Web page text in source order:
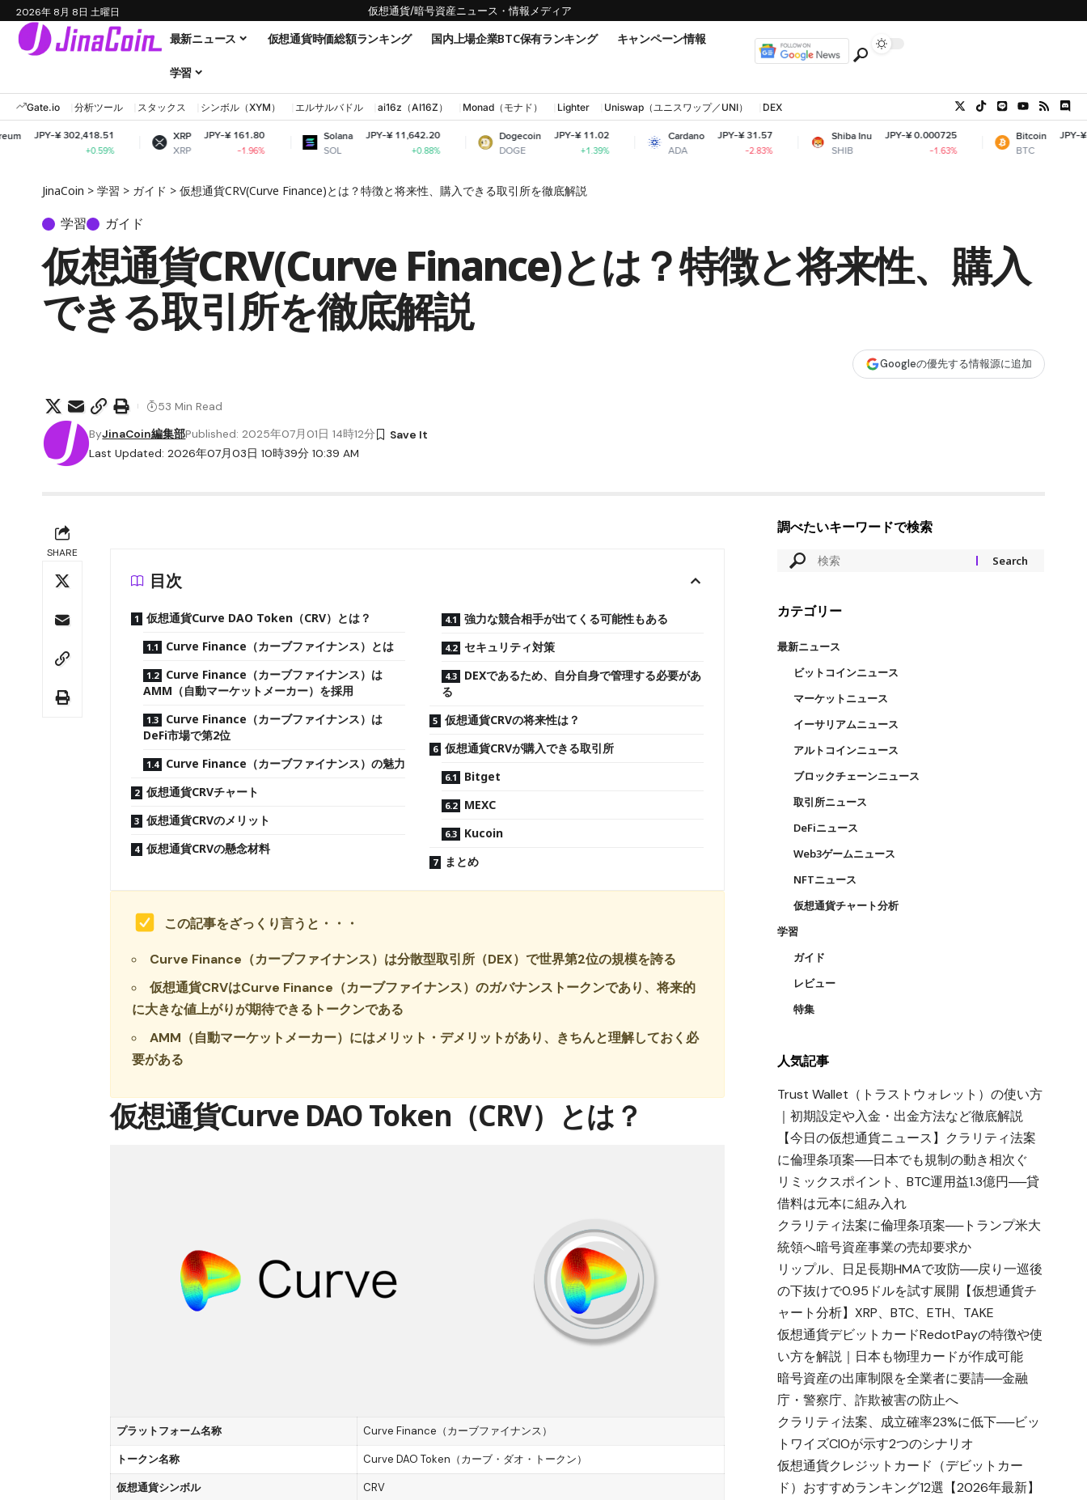
2026年 8月 8日 土曜日 仮想通貨/暗号資産ニュース・情報メディア
最新ニュース 仮想通貨時価総額ランキング 国内上場企業BTC保有ランキング キャンペーン情報
学習
Gate.io 分析ツール スタックス シンボル（XYM） エルサルバドル ai16z（AI16Z） Monad（モナド） Lighter Uniswap（ユニスワップ／UNI） DEX
XRP
XRP
JPY-¥ 161.80
-1.96%
Solana
SOL
JPY-¥ 11,642.20
Dogecoin
DOGE
JPY-¥ 11.02
+1.39%
Cardano
ADA
JPY-¥ 31.57
-2.83%
Shiba Inu
SHIB
JPY-¥ 0.000725
Bitcoin
BTC
JPY-¥ 10,231,195.15
JinaCoin > 学習 > ガイド > 仮想通貨CRV(Curve Finance)とは？特徴と将来性、購入できる取引所を徹底解説
学習 ガイド
仮想通貨CRV(Curve Finance)とは？特徴と将来性、購入
できる取引所を徹底解説
Googleの優先する情報源に追加
Last Updated: 2026年07月03日 10時39分 10:39 AM
ByJinaCoin編集部Published: 2025年07月01日 14時12分
53 Min Read
SHARE
目次
仮想通貨Curve DAO Token（CRV）とは？
Curve Finance（カーブファイナンス）とは
Curve Finance（カーブファイナンス）は
AMM（自動マーケットメーカー）を採用
Curve Finance（カーブファイナンス）は
DeFi市場で第2位
Curve Finance（カーブファイナンス）の魅力
仮想通貨CRVチャート
仮想通貨CRVのメリット
仮想通貨CRVの懸念材料
強力な競合相手が出てくる可能性もある
セキュリティ対策
DEXであるため、自分自身で管理する必要があ
る
仮想通貨CRVの将来性は？
仮想通貨CRVが購入できる取引所
Bitget
MEXC
Kucoin
まとめ
この記事をざっくり言うと・・・
Curve Finance（カーブファイナンス）は分散型取引所（DEX）で世界第2位の規模を誇る
仮想通貨CRVはCurve Finance（カーブファイナンス）のガバナンストークンであり、将来的
に大きな値上がりが期待できるトークンである
AMM（自動マーケットメーカー）にはメリット・デメリットがあり、きちんと理解しておく必
要がある
仮想通貨Curve DAO Token（CRV）とは？
プラットフォーム名称 Curve Finance（カーブファイナンス）
トークン名称 Curve DAO Token（カーブ・ダオ・トークン）
仮想通貨シンボル CRV
調べたいキーワードで検索
カテゴリー
最新ニュース
ビットコインニュース
マーケットニュース
イーサリアムニュース
アルトコインニュース
ブロックチェーンニュース
取引所ニュース
DeFiニュース
Web3ゲームニュース
NFTニュース
仮想通貨チャート分析
学習
ガイド
レビュー
特集
人気記事
Trust Wallet（トラストウォレット）の使い方
｜初期設定や入金・出金方法など徹底解説
【今日の仮想通貨ニュース】クラリティ法案
に倫理条項案──日本でも規制の動き相次ぐ
リミックスポイント、BTC運用益1.3億円──貸
借料は元本に組み入れ
クラリティ法案に倫理条項案──トランプ米大
統領へ暗号資産事業の売却要求か
リップル、日足長期HMAで攻防──戻り一巡後
の下抜けで0.95ドルを試す展開【仮想通貨チ
ャート分析】XRP、BTC、ETH、TAKE
仮想通貨デビットカードRedotPayの特徴や使
い方を解説｜日本も物理カードが作成可能
暗号資産の出庫制限を全業者に要請──金融
庁・警察庁、詐欺被害の防止へ
クラリティ法案、成立確率23%に低下──ビッ
トワイズCIOが示す2つのシナリオ
仮想通貨クレジットカード（デビットカー
ド）おすすめランキング12選【2026年最新】